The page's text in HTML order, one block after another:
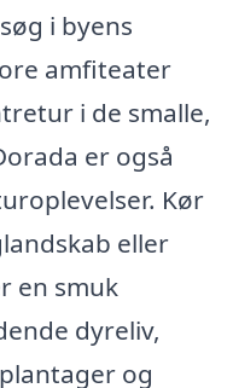
i byens
amfiteater
i de smalle,
er også
Kør
eller
en smuk
dyreliv,
og